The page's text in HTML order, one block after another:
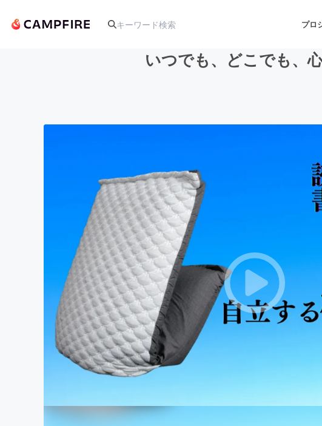
プロ
テクノロジー・ガジェット ゲーム
映像・映画 書籍・雑
ビジネス・起業
まちづくり・地域活性化
いつでも、どこでも、